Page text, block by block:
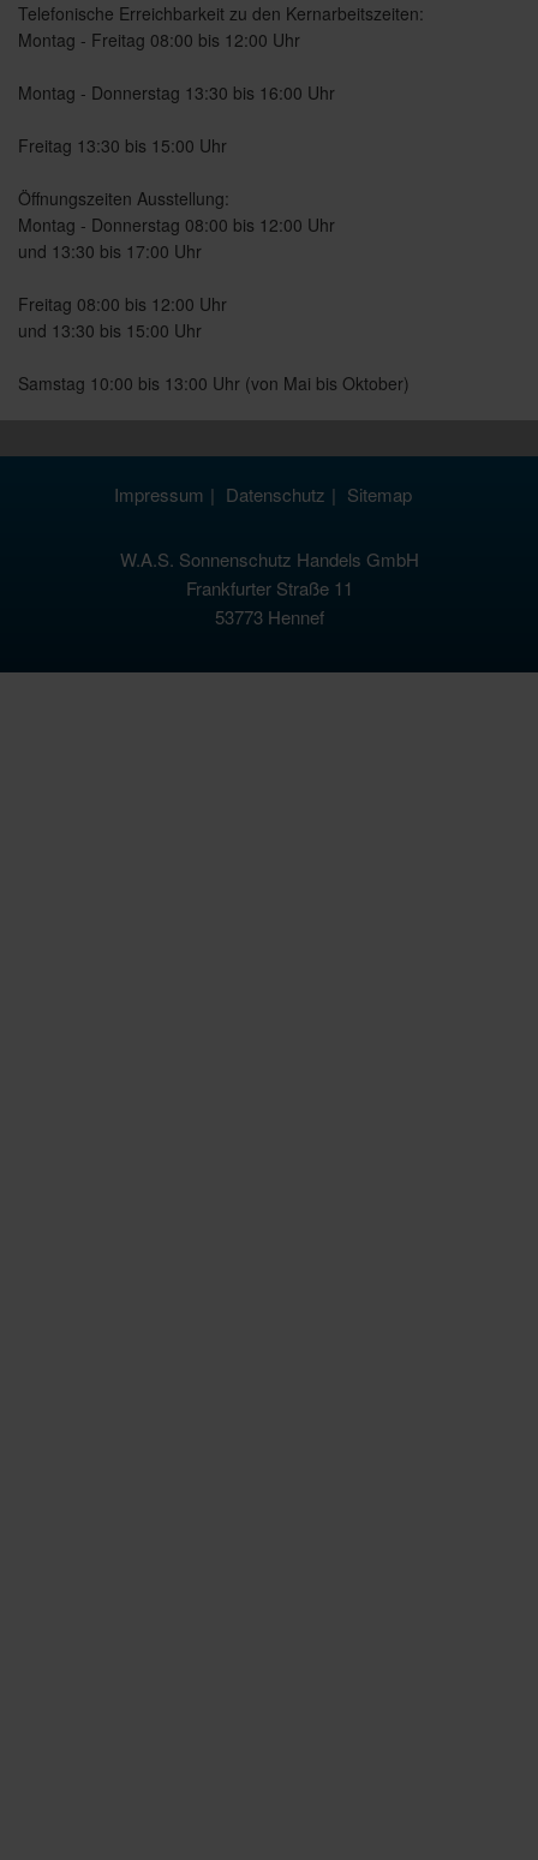
Telefonische Erreichbarkeit zu den Kernarbeitszeiten:
Montag - Freitag 08:00 bis 12:00 Uhr
Montag - Donnerstag 13:30 bis 16:00 Uhr
Freitag 13:30 bis 15:00 Uhr
Öffnungszeiten Ausstellung:
Montag - Donnerstag 08:00 bis 12:00 Uhr
und 13:30 bis 17:00 Uhr
Freitag 08:00 bis 12:00 Uhr
und 13:30 bis 15:00 Uhr
Samstag 10:00 bis 13:00 Uhr (von Mai bis Oktober)
Impressum Datenschutz Sitemap
W.A.S. Sonnenschutz Handels GmbH
Frankfurter Straße 11
53773 Hennef